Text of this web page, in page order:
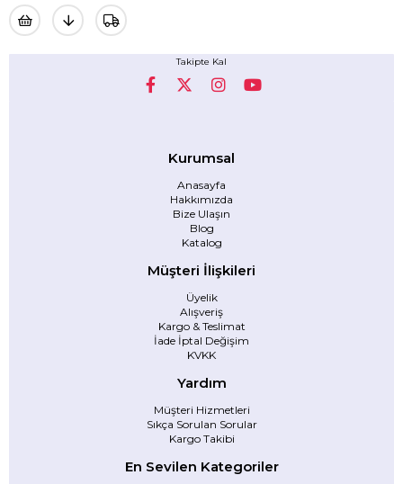
Takipte Kal
Kurumsal
Anasayfa
Hakkımızda
Bize Ulaşın
Blog
Katalog
Müşteri İlişkileri
Üyelik
Alışveriş
Kargo & Teslimat
İade İptal Değişim
KVKK
Yardım
Müşteri Hizmetleri
Sıkça Sorulan Sorular
Kargo Takibi
En Sevilen Kategoriler